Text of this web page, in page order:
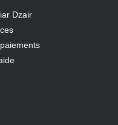
Dzair